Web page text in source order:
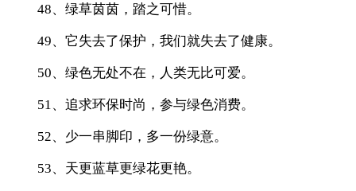
48、绿草茵茵，踏之可惜。
49、它失去了保护，我们就失去了健康。
50、绿色无处不在，人类无比可爱。
51、追求环保时尚，参与绿色消费。
52、少一串脚印，多一份绿意。
53、天更蓝草更绿花更艳。